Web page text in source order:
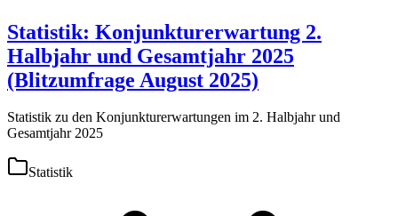
Statistik: Konjunkturerwartung 2.
Halbjahr und Gesamtjahr 2025
(Blitzumfrage August 2025)
Statistik zu den Konjunkturerwartungen im 2. Halbjahr und
Gesamtjahr 2025
Statistik